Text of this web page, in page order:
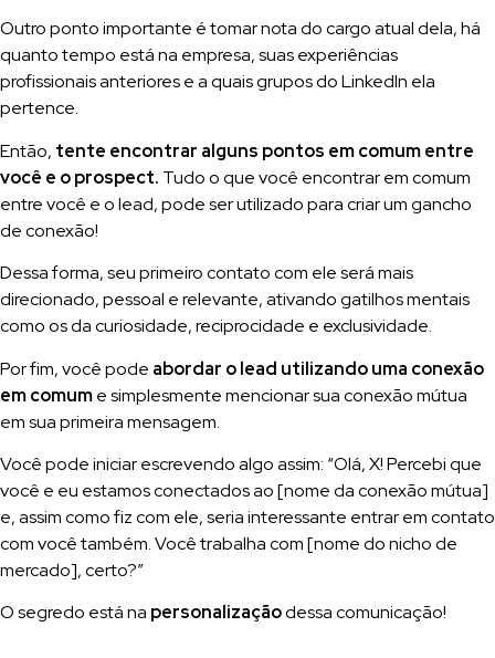
Outro ponto importante é tomar nota do cargo atual dela, há
quanto tempo está na empresa, suas experiências
profissionais anteriores e a quais grupos do LinkedIn ela
pertence.
Então, tente encontrar alguns pontos em comum entre
você e o prospect. Tudo o que você encontrar em comum
entre você e o lead, pode ser utilizado para criar um gancho
de conexão!
Dessa forma, seu primeiro contato com ele será mais
direcionado, pessoal e relevante, ativando gatilhos mentais
como os da curiosidade, reciprocidade e exclusividade.
Por fim, você pode abordar o lead utilizando uma conexão
em comume simplesmente mencionar sua conexão mútua
em sua primeira mensagem.
Você pode iniciar escrevendo algo assim: “Olá, X! Percebi que
você e eu estamos conectados ao [nome da conexão mútua]
e, assim como fiz com ele, seria interessante entrar em contato
com você também. Você trabalha com [nome do nicho de
mercado], certo?”
O segredo está na personalizaçãodessa comunicação!